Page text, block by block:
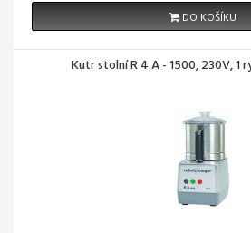
DO KOŠÍKU
Kutr stolní R 4 A - 1500, 230V, 1